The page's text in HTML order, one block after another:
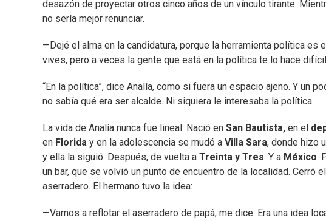
desazón de proyectar otros cinco años de un vínculo tirante.
no sería mejor renunciar.
—Dejé el alma en la candidatura, porque la herramienta política es
vives, pero a veces la gente que está en la política te lo hace
“En la política”, dice Analía, como si fuera un espacio ajeno. Y un
no sabía qué era ser alcalde. Ni siquiera le interesaba la política.
La vida de Analía nunca fue lineal. Nació en San Bautista, en el
en Florida y en la adolescencia se mudó a Villa Sara, donde hizo
y ella la siguió. Después, de vuelta a Treinta y Tres. Y a México.
un bar, que se volvió un punto de encuentro de la localidad. Cerró
aserradero. El hermano tuvo la idea:
—Vamos a reflotar el aserradero de papá, me dice. Era una idea